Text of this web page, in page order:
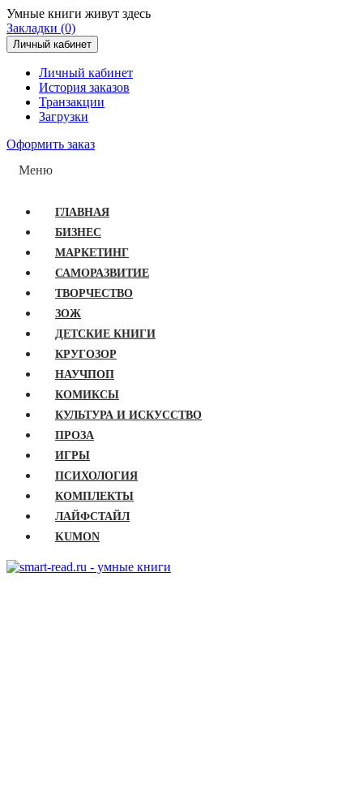
Умные книги живут здесь
Закладки (0)
Личный кабинет
Личный кабинет
История заказов
Транзакции
Загрузки
Оформить заказ
Меню
ГЛАВНАЯ
БИЗНЕС
МАРКЕТИНГ
САМОРАЗВИТИЕ
ТВОРЧЕСТВО
ЗОЖ
ДЕТСКИЕ КНИГИ
КРУГОЗОР
НАУЧПОП
КОМИКСЫ
КУЛЬТУРА И ИСКУССТВО
ПРОЗА
ИГРЫ
ПСИХОЛОГИЯ
КОМПЛЕКТЫ
ЛАЙФСТАЙЛ
KUMON